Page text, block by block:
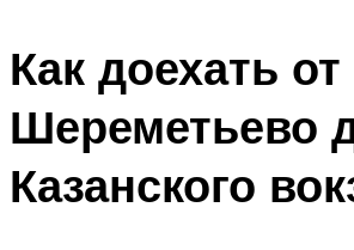
Как доехать от
Шереметьево
Казанского